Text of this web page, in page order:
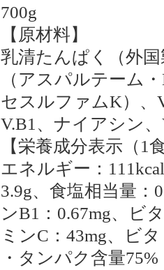
700g
【原材料】
乳清たんぱく（外
（アスパルテーム
セスルファムK）、
V.B1、ナイアシン
【栄養成分表示（1
エネルギー：
3.9g、食塩相当量：
ンB1：0.67mg、ビ
ミンC：43mg、ビ
・タンパク含量